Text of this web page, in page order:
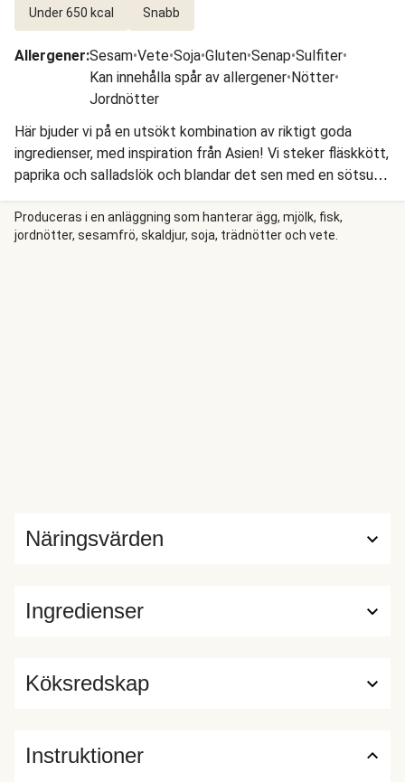
Under 650 kcal Snabb
Allergener:Sesam•Vete•Soja•Gluten•Senap•Sulfiter•
Kan innehålla spår av allergener•Nötter•
Jordnötter
Här bjuder vi på en utsökt kombination av riktigt goda
ingredienser, med inspiration från Asien! Vi steker fläskkött,
paprika och salladslök och blandar det sen med en sötsur
sås med honung, ingefära, ketchup och vitvinsvinäger. Vi
serverar vårt sötsura fläsk med sesamris.
Produceras i en anläggning som hanterar ägg, mjölk, fisk,
jordnötter, sesamfrö, skaldjur, soja, trädnötter och vete.
Ingredienser
Näringsvärden
Köksredskap
Instruktioner